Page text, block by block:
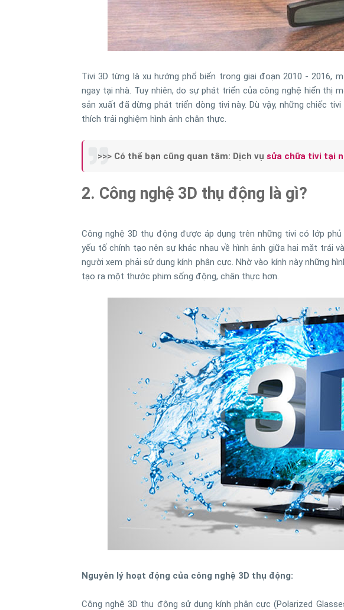
Tivi 3D từng là xu hướng phổ biến trong giai đoạn 2010 - 2016,
ngay tại nhà. Tuy nhiên, do sự phát triển của công nghệ hiển thị
sản xuất đã dừng phát triển dòng tivi này. Dù vậy, những chiếc
thích trải nghiệm hình ảnh chân thực.
>>> Có thể bạn cũng quan tâm: Dịch vụ sửa chữa tivi tại
2. Công nghệ 3D thụ động là gì?
Công nghệ 3D thụ động được áp dụng trên những tivi có lớp
yếu tố chính tạo nên sự khác nhau về hình ảnh giữa hai mắt trái
người xem phải sử dụng kính phân cực. Nhờ vào kính này những
tạo ra một thước phim sống động, chân thực hơn.
Nguyên lý hoạt động của công nghệ 3D thụ động:
Công nghệ 3D thụ động sử dụng kính phân cực (Polarized